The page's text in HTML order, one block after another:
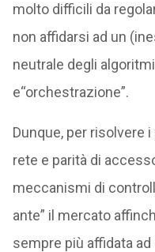
molto difficili da
non affidarsi ad un
neutrale degli
e“orchestrazione”.
Dunque, per risolvere
rete e parità di
meccanismi di
ante” il mercato
sempre più affidata